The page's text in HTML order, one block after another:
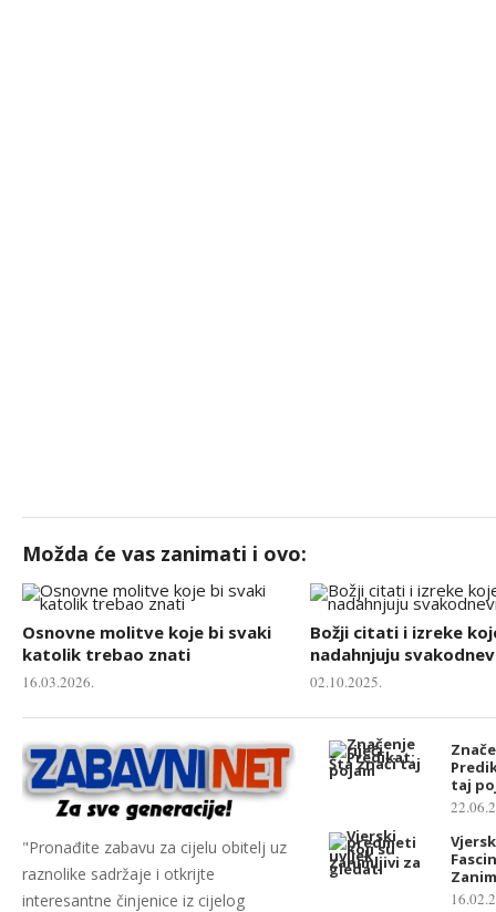
Možda će vas zanimati i ovo:
Osnovne molitve koje bi svaki
katolik trebao znati
16.03.2026.
Božji citati i izreke
nadahnjuju
02.10.2025.
"Pronađite zabavu za cijelu obitelj uz
raznolike sadržaje i otkrijte
interesantne činjenice iz cijelog
taj